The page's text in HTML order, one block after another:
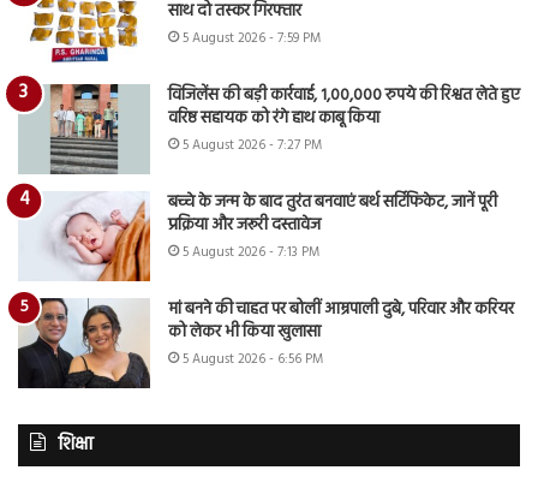
साथ दो तस्कर गिरफ्तार
5 August 2026 - 7:59 PM
विजिलेंस की बड़ी कार्रवाई, 1,00,000 रुपये की रिश्वत लेते हुए
वरिष्ठ सहायक को रंगे हाथ काबू किया
5 August 2026 - 7:27 PM
बच्चे के जन्म के बाद तुरंत बनवाएं बर्थ सर्टिफिकेट, जानें पूरी
प्रक्रिया और जरूरी दस्तावेज
5 August 2026 - 7:13 PM
मां बनने की चाहत पर बोलीं आम्रपाली दुबे, परिवार और करियर
को लेकर भी किया खुलासा
5 August 2026 - 6:56 PM
शिक्षा